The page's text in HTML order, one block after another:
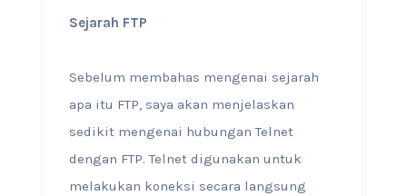
Sejarah FTP
Sebelum membahas mengenai sejarah
apa itu FTP, saya akan menjelaskan
sedikit mengenai hubungan Telnet
dengan FTP. Telnet digunakan untuk
melakukan koneksi secara langsung